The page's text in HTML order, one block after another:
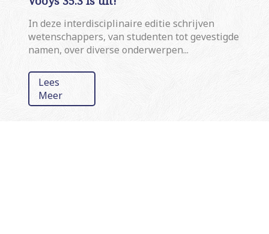
In deze interdisciplinaire editie schrijven
wetenschappers, van studenten tot gevestigde
namen, over diverse onderwerpen...
Lees
Meer